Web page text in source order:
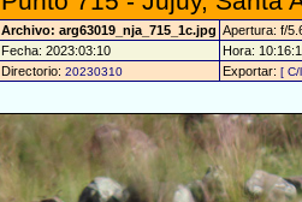
Archivo: arg63019_nja_715_1c.jpg Apertura: f/
Fecha: 2023:03:10
Hora:
Directorio: 20230310 Exportar: [ C/